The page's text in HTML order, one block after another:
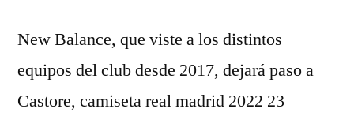
New Balance, que viste a los distintos
equipos del club desde 2017, dejará paso a
Castore, camiseta real madrid 2022 23